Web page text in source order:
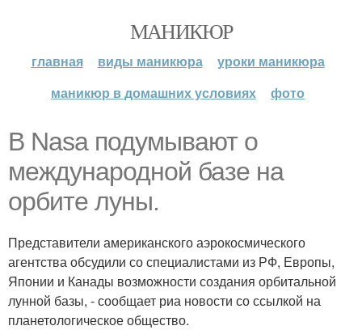
МАНИКЮР
главная виды маникюра
уроки маникюра
маникюр в домашних условиях
фото
В Nasa подумывают о
международной базе на
орбите луны.
Представители американского аэрокосмического
агентства обсудили со специалистами из РФ, Европы,
Японии и Канады возможности создания орбитальной
лунной базы, - сообщает риа новости со ссылкой на
планетологическое общество.